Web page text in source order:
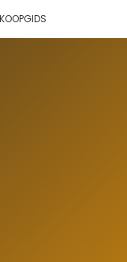
KOOPGIDS